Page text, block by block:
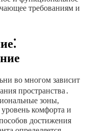
требованиям и
во многом зависит
пространства․
зоны,
комфорта и
достижения